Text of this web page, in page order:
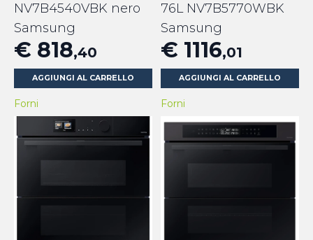
NV7B4540VBK nero
Samsung
€ 818,40
AGGIUNGI AL CARRELLO
76L NV7B5770WBK
Samsung
€ 1116,01
AGGIUNGI AL CARRELLO
Forni Forni